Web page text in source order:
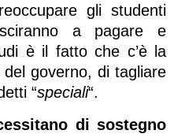
gli studenti
a pagare e
è il fatto che c’è la
governo, di tagliare
“speciali“.
di sostegno